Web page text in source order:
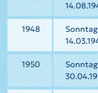
1948
1950